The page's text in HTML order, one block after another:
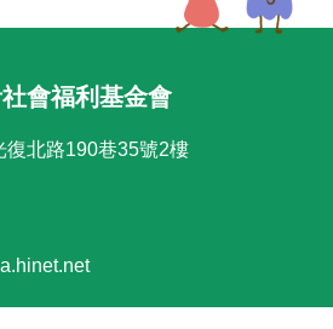
會福利基金會
復北路190巷35號2樓